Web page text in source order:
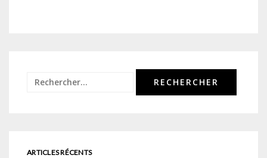
Rechercher :
ARTICLES RÉCENTS